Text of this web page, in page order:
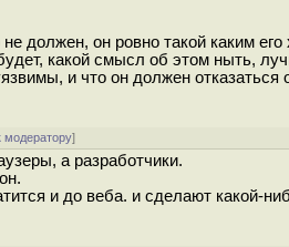
должен, он ровно такой каким его
какой смысл об этом ныть,
и что он должен отказаться
модератору]
а разработчики.
и до веба. и сделают какой-